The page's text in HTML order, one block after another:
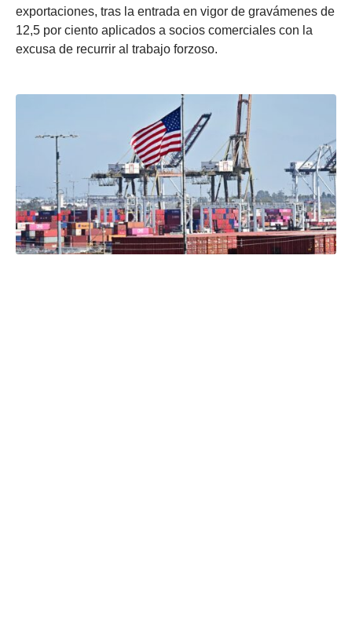
exportaciones, tras la entrada en vigor de gravámenes de
12,5 por ciento aplicados a socios comerciales con la
excusa de recurrir al trabajo forzoso.